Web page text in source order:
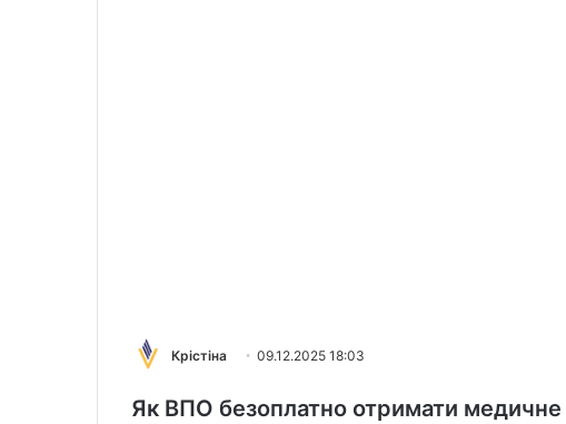
Крістіна 09.12.2025 18:03
Як ВПО безоплатно отримати